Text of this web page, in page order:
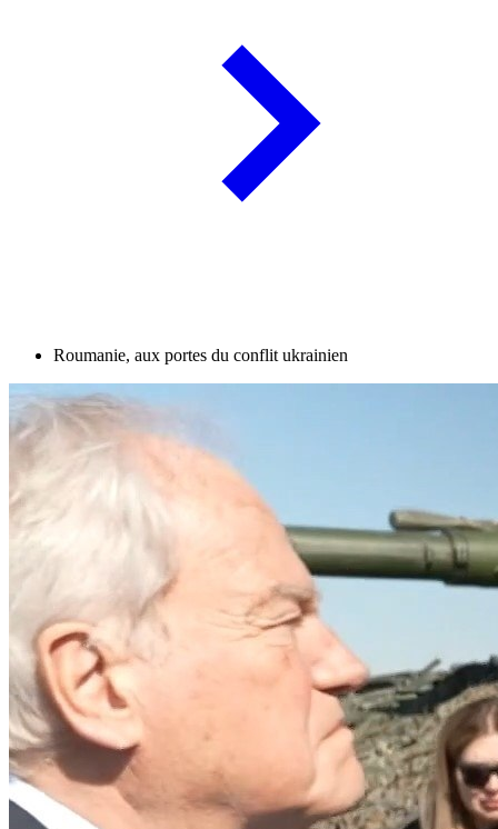
Roumanie, aux portes du conflit ukrainien